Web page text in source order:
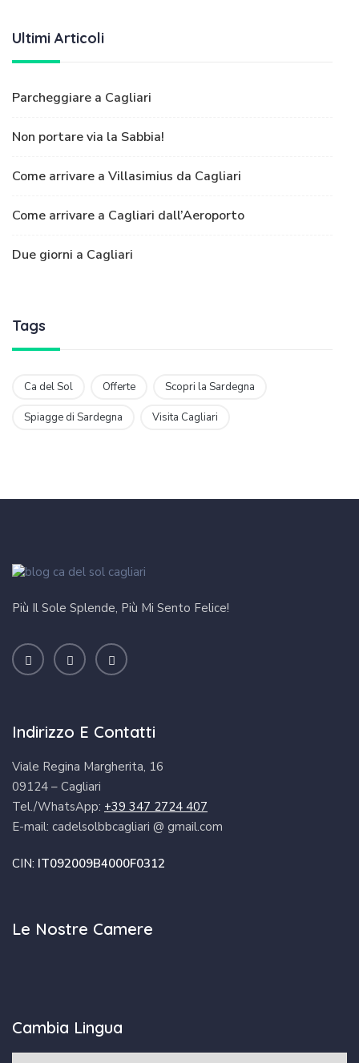
Ultimi Articoli
Parcheggiare a Cagliari
Non portare via la Sabbia!
Come arrivare a Villasimius da Cagliari
Come arrivare a Cagliari dall’Aeroporto
Due giorni a Cagliari
Tags
Ca del Sol Offerte Scopri la Sardegna
Spiagge di Sardegna Visita Cagliari
Più Il Sole Splende, Più Mi Sento Felice!
Indirizzo E Contatti
Viale Regina Margherita, 16
09124 – Cagliari
Tel./WhatsApp: +39 347 2724 407
E-mail: cadelsolbbcagliari @ gmail.com
CIN: IT092009B4000F0312
Le Nostre Camere
Cambia Lingua